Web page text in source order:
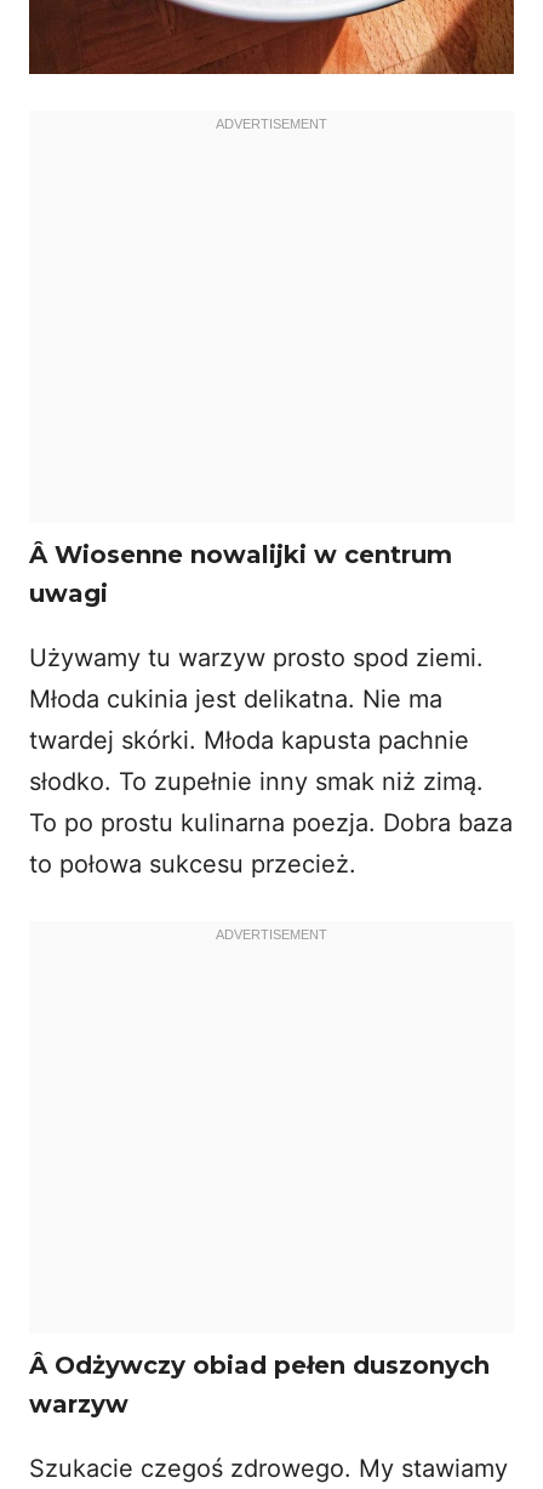
Â Wiosenne nowalijki w centrum
uwagi
Używamy tu warzyw prosto spod ziemi.
Młoda cukinia jest delikatna. Nie ma
twardej skórki. Młoda kapusta pachnie
słodko. To zupełnie inny smak niż zimą.
To po prostu kulinarna poezja. Dobra baza
to połowa sukcesu przecież.
Â Odżywczy obiad pełen duszonych
warzyw
Szukacie czegoś zdrowego. My stawiamy